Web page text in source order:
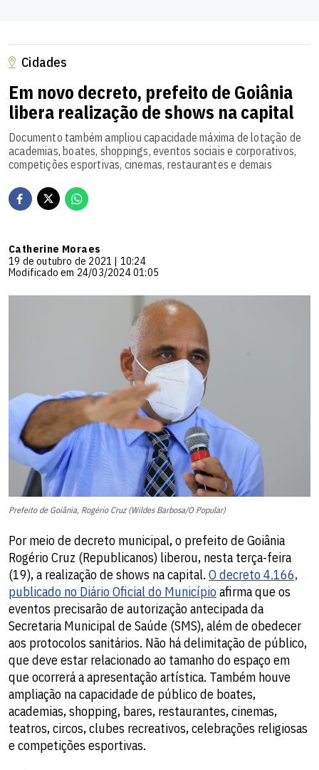
Cidades
Em novo decreto, prefeito de Goiânia
libera realização de shows na capital
Documento também ampliou capacidade máxima de lotação de
academias, boates, shoppings, eventos sociais e corporativos,
competições esportivas, cinemas, restaurantes e demais
Catherine Moraes
19 de outubro de 2021 | 10:24
Modificado em 24/03/2024 01:05
Prefeito de Goiânia, Rogério Cruz (Wildes Barbosa/O Popular)
Por meio de decreto municipal, o prefeito de Goiânia
Rogério Cruz (Republicanos) liberou, nesta terça-feira
(19), a realização de shows na capital. O decreto 4.166,
publicado no Diário Oficial do Municípioafirma que os
eventos precisarão de autorização antecipada da
Secretaria Municipal de Saúde (SMS), além de obedecer
aos protocolos sanitários. Não há delimitação de público,
que deve estar relacionado ao tamanho do espaço em
que ocorrerá a apresentação artística. Também houve
ampliação na capacidade de público de boates,
academias, shopping, bares, restaurantes, cinemas,
teatros, circos, clubes recreativos, celebrações religiosas
e competições esportivas.